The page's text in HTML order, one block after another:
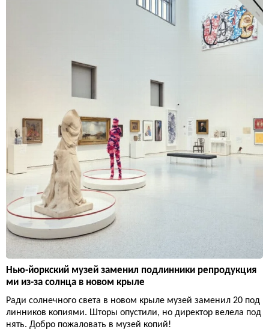
Нью-йоркский музей заменил подлинники репродукция
ми из-за солнца в новом крыле
Ради солнечного света в новом крыле музей заменил 20 под
линников копиями. Шторы опустили, но директор велела под
нять. Добро пожаловать в музей копий!